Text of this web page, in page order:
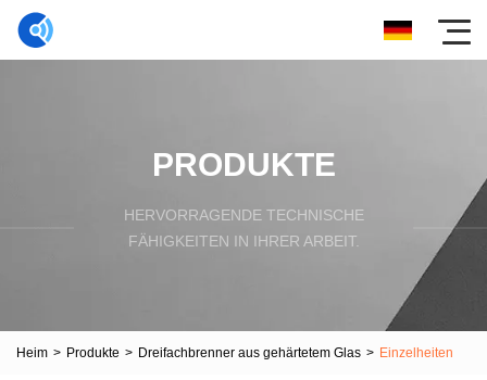
PRODUKTE
HERVORRAGENDE TECHNISCHE
FÄHIGKEITEN IN IHRER ARBEIT.
Heim > Produkte > Dreifachbrenner aus gehärtetem Glas > Einzelheiten